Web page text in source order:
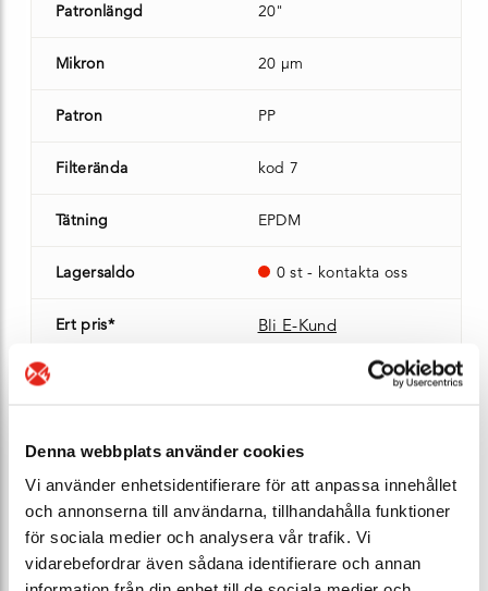
Denna webbplats använder cookies
Vi använder enhetsidentifierare för att anpassa innehållet
och annonserna till användarna, tillhandahålla funktioner
för sociala medier och analysera vår trafik. Vi
vidarebefordrar även sådana identifierare och annan
Patronlängd 20"
Mikron 20 µm
Patron PP
Filterända kod 7
Tätning EPDM
Lagersaldo 0 st - kontakta oss
Ert pris* Bli E-Kund
Patronlängd 30"
Mikron 10 µm
Patron nylon 6